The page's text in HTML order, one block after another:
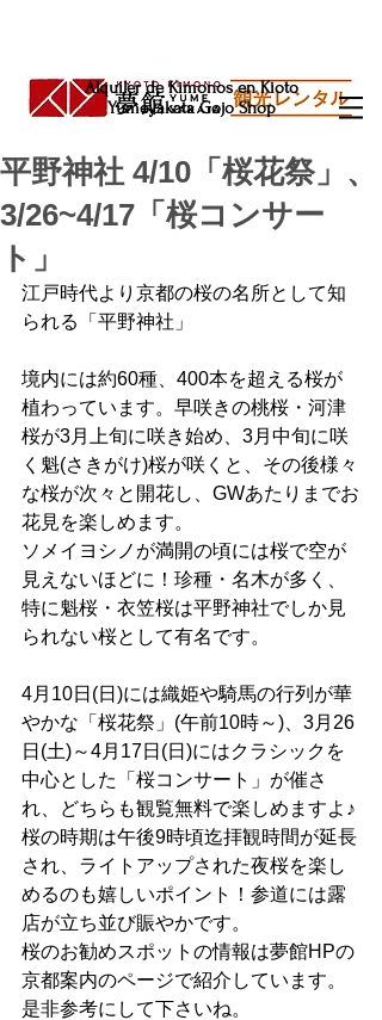
Alquiler de Kimonos en Kioto
Yumeyakata Gojo Shop
平野神社 4/10「桜花祭」、
3/26~4/17「桜コンサー
ト」
江戸時代より京都の桜の名所として知
られる「平野神社」
境内には約60種、400本を超える桜が
植わっています。早咲きの桃桜・河津
桜が3月上旬に咲き始め、3月中旬に咲
く魁(さきがけ)桜が咲くと、その後様々
な桜が次々と開花し、GWあたりまでお
花見を楽しめます。
ソメイヨシノが満開の頃には桜で空が
見えないほどに！珍種・名木が多く、
特に魁桜・衣笠桜は平野神社でしか見
られない桜として有名です。
4月10日(日)には織姫や騎馬の行列が華
やかな「桜花祭」(午前10時～)、3月26
日(土)～4月17日(日)にはクラシックを
中心とした「桜コンサート」が催さ
れ、どちらも観覧無料で楽しめますよ♪
桜の時期は午後9時頃迄拝観時間が延長
され、ライトアップされた夜桜を楽し
めるのも嬉しいポイント！参道には露
店が立ち並び賑やかです。
桜のお勧めスポットの情報は夢館HPの
京都案内のページで紹介しています。
是非参考にして下さいね。